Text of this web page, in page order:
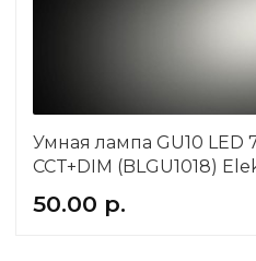
Умная лампа GU10 LED
CCT+DIM (BLGU1018)
50.00 р.